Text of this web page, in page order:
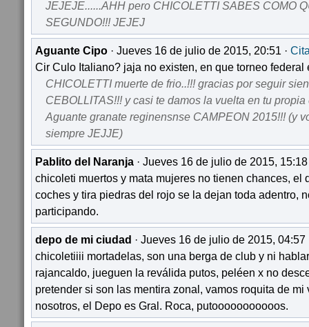
JEJEJE......AHH pero CHICOLETTI SABES COMO
SEGUNDO!!! JEJEJ
Aguante Cipo · Jueves 16 de julio de 2015, 20:51 ·
Cir Culo Italiano? jaja no existen, en que torneo federal
CHICOLETTI muerte de frio..!!! gracias por seguir
CEBOLLITAS!!! y casi te damos la vuelta en tu
Aguante granate reginensnse CAMPEON 2015!!! (y
siempre JEJJE)
Pablito del Naranja · Jueves 16 de julio de 2015,
chicoleti muertos y mata mujeres no tienen chances, el
coches y tira piedras del rojo se la dejan toda adentro,
participando.
depo de mi ciudad · Jueves 16 de julio de 2015, 04:57
chicoletiiii mortadelas, son una berga de club y ni
rajancaldo, jueguen la reválida putos, peléen x no
pretender si son las mentira zonal, vamos roquita de
nosotros, el Depo es Gral. Roca, putooooooooooos.